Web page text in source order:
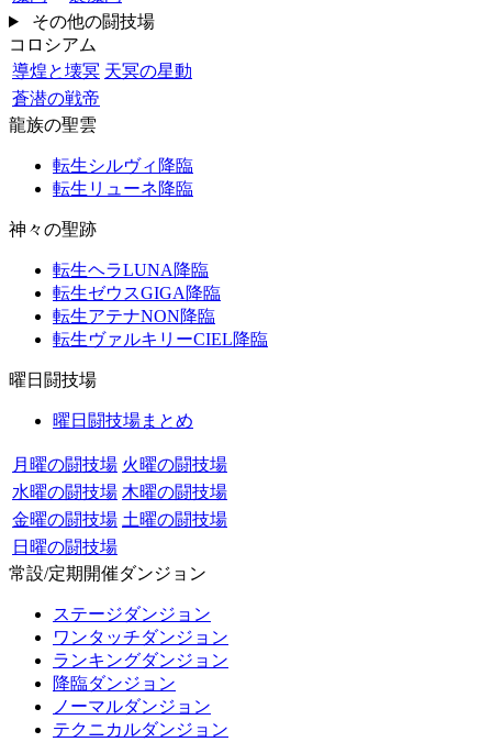
その他の闘技場
コロシアム
導煌と壊冥 天冥の星動
蒼潜の戦帝
龍族の聖雲
転生シルヴィ降臨
転生リューネ降臨
神々の聖跡
転生ヘラLUNA降臨
転生ゼウスGIGA降臨
転生アテナNON降臨
転生ヴァルキリーCIEL降臨
曜日闘技場
曜日闘技場まとめ
月曜の闘技場 火曜の闘技場
水曜の闘技場 木曜の闘技場
金曜の闘技場 土曜の闘技場
日曜の闘技場
常設/定期開催ダンジョン
ステージダンジョン
ワンタッチダンジョン
ランキングダンジョン
降臨ダンジョン
ノーマルダンジョン
テクニカルダンジョン